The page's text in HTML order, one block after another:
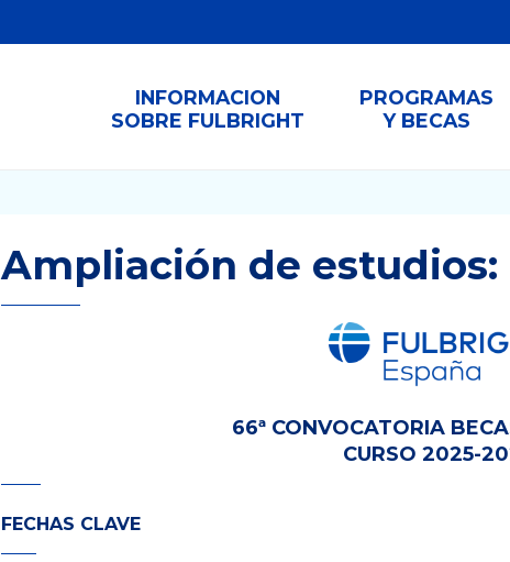
INFORMACION
SOBRE FULBRIGHT
PROGRAMAS
Y BECAS
Ampliación de estudios:
66ª CONVOCATORIA
CURSO 2025-
FECHAS CLAVE